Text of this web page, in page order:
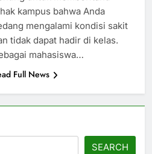
kampus bahwa Anda
mengalami kondisi sakit
tidak dapat hadir di kelas.
mahasiswa…
Full News
SEARCH